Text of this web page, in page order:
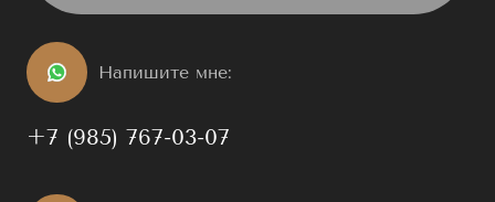
Напишите мне:
+7 (985) 767-03-07